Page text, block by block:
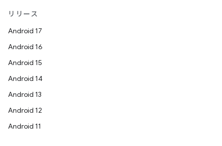
リリース
Android 17
Android 16
Android 15
Android 14
Android 13
Android 12
Android 11